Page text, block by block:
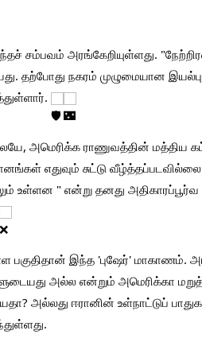
சம்பவம் அரங்கேறியுள்ளது.
தற்போது நகரம் முழுமையான
அமெரிக்க ராணுவத்தின் மத்திய
எதுவும் சுட்டு
உள்ளன " என்று தனது
இந்த 'புஷேர்' மாகாணம்.
அல்ல என்றும் அமெரிக்கா
அல்லது ஈரானின் உள்நாட்டுப்